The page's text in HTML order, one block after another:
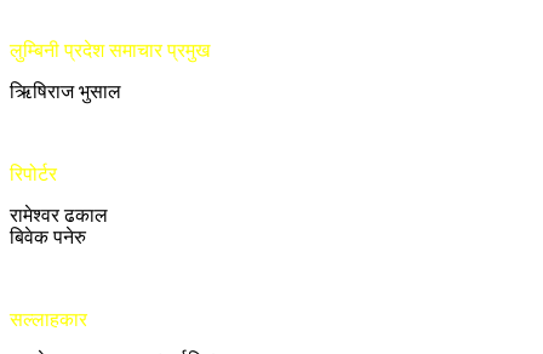
लुम्बिनी प्रदेश समाचार प्रमुख
ऋिषिराज भुसाल
रिपोर्टर
रामेश्वर ढकाल
बिवेक पनेरु
सल्लाहकार